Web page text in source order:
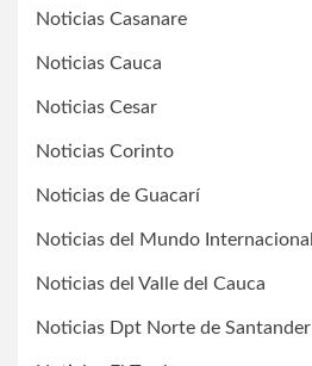
Noticias Casanare
Noticias Cauca
Noticias Cesar
Noticias Corinto
Noticias de Guacarí
Noticias del Mundo Internacional
Noticias del Valle del Cauca
Noticias Dpt Norte de Santander